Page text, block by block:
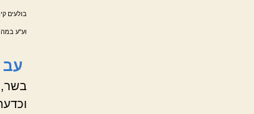
בולעים
וע"ע
עב
בשר,